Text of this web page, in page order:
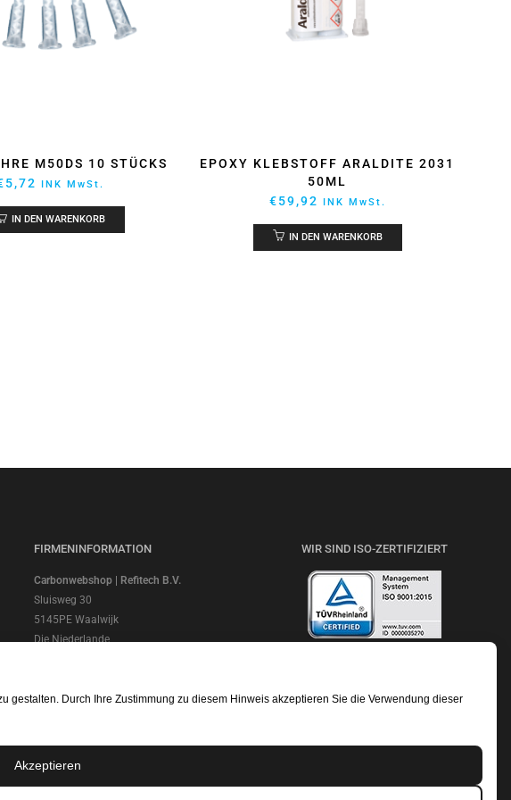
M50DS 10 STÜCKS
5,72 INK MwSt.
IN DEN WARENKORB
EPOXY KLEBSTOFF ARALDITE 2031
50ML
€59,92 INK MwSt.
IN DEN WARENKORB
FIRMENINFORMATION
Carbonwebshop | Refitech B.V.
Sluisweg 30
5145PE Waalwijk
Die Niederlande
Umsatzsteuer-Identifikationsnummer:
WIR SIND ISO-ZERTIFIZIERT
Durch Ihre Zustimmung zu diesem Hinweis akzeptieren Sie die Verwendung dieser
Akzeptieren